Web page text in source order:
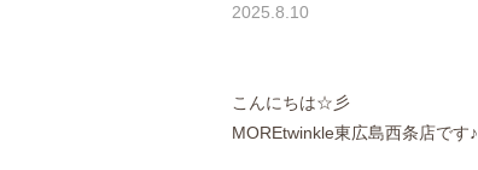
2025.8.10
こんにちは☆彡
MOREtwinkle東広島西条店です♪